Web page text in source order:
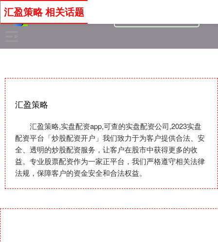
汇盈策略
汇盈策略,实盘配资app,可查的实盘配资公司,2023实盘
配资平台「炒股配资开户」我们致力于为客户提供合法、安
全、透明的炒股配资服务，让客户在股市中获得更多的收
益。专业股票配资作为一家正平台，我们严格遵守相关法律
法规，保障客户的资金安全和合法权益。
汇盈策略 相关话题